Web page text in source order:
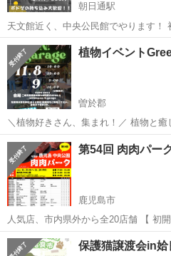
朝日通駅
天文館近く、中央公民館でやります！
ちで遊びに来てください！ 重ゲーから軽ゲーまでみんなで色々遊んで
ます！ (⌒▽⌒)
鹿児島 鹿児島市 朝日通駅
植物イベント
曽於郡
＼植物好きさん、集まれ！／ 植物と癒
催！！ 🗓 2025年11月8日(土)・9日(日) 📍 場所：N.garageレンタルスペ
ース 〒899-8313 鹿児島...
鹿児島 曽於郡 地域/お祭り
第54回 肉肉パー
鹿児島市
人気店、市内県外から全20店舗 【 初
パーク 鹿児島 中央公園】 鹿児島市では初開催！ みんな大好き、お肉
料理が大集合！ 各店ご自慢のお肉料理を提供。 中には肉肉パーク限定
鹿児島 鹿児島市 地域/お祭り
保護猫譲渡会in姶